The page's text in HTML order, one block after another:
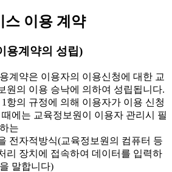
스 이용 계약
용계약의 성립)
계약은 이용자의 이용신청에 대한 교
원의 이용 승낙에 의하여 성립됩니다.
항의 규정에 의해 이용자가 이용 신청
때에는 교육정보원이 이용자 관리시 필
는
전자적방식(교육정보원의 컴퓨터 등
리 장치에 접속하여 데이터를 입력하
말합니다)